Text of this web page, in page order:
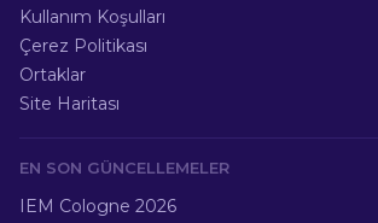
Kullanım Koşulları
Çerez Politikası
Ortaklar
Site Haritası
EN SON GÜNCELLEMELER
IEM Cologne 2026